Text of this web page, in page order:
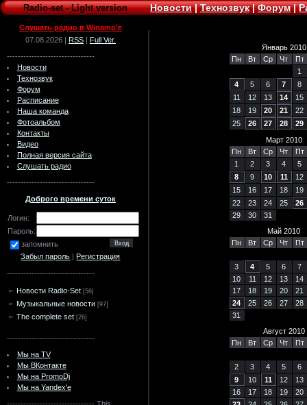
Radio-set-Light version Новости|Технозвук|Форум|
Слушать радио в Winamp'e
07.08.2026 | RSS | Full Ver.
--------------------------------
Новости
Технозвук
Форум
Расписание
Наша команда
Фотоальбом
Контакты
Видео
Полная версия сайта
Слушать радио
--------------------------------
Доброго времени суток
Логин:
Пароль:
запомнить
Забыл пароль |Регистрация
--------------------------------
Новости Radio-Set [56]
Музыкальные новости [97]
The complete set [26]
--------------------------------
Мы на TV
Мы ВКонтакте
Мы на PromoDj
Мы на Yandex'e
Январь 2010
Пн
Вт Ср Чт
Пт
1
4
5 6 7
8
11
12 13 14
15
18
19 20 21
22
25
26 27 28
29
Март 2010
Пн
Вт Ср Чт
Пт
1
2 3 4
5
8
9 10 11
12
15
16 17 18
19
22
23 24 25
26
29
30
31
Май 2010
Пн
Вт Ср Чт Пт
3 4 5 6
7
10
11 12 13
14
17
18 19 20
21
24
25 26 27
28
31
Август 2010
Пн
Вт Ср Чт Пт
2 3 4 5
6
9
10 11 12
13
16
17 18 19
20